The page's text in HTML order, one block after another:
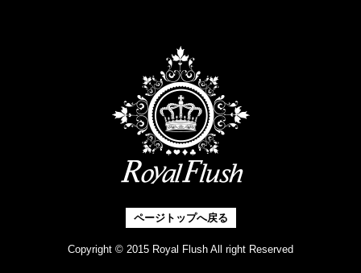
ページトップへ戻る
Copyright © 2015 Royal Flush All right Reserved